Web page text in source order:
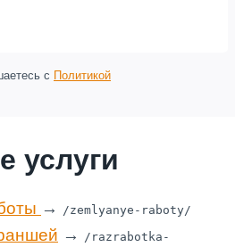
с Политикой
услуги
→ /zemlyanye-raboty/
→ /razrabotka-